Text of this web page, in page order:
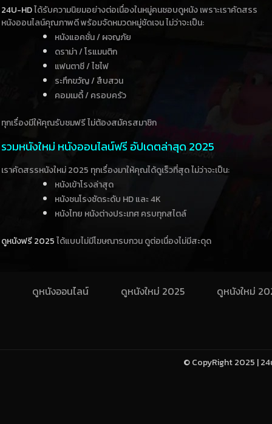
24U-HDได้รับความนิยมอย่างต่อเนื่องในหมู่คนชอบดูหนัง เพราะเราคัดสรร
หนังออนไลน์คุณภาพดี พร้อมจัดหมวดหมู่ชัดเจน ไม่ว่าจะเป็น:
หนังแอคชั่น / ผจญภัย
ดราม่า / โรแมนติก
แฟนตาซี / ไซไฟ
ระทึกขวัญ / สืบสวน
คอมเมดี้ / ครอบครัว
ทุกเรื่องมีให้คุณรับชมฟรี ไม่ต้องสมัครสมาชิก
รวมหนังใหม่ หนังออนไลน์ฟรี อัปเดตล่าสุด 2025
เราคัดสรรหนังใหม่ 2025 ทุกเรื่องมาให้คุณได้ดูเร็วที่สุด ไม่ว่าจะเป็น:
หนังเข้าโรงล่าสุด
หนังชนโรงชัดระดับ HD และ 4K
หนังไทย หนังต่างประเทศ ครบทุกสไตล์
ดูหนังฟรี 2025ได้แบบไม่มีโฆษณารบกวน ดูต่อเนื่องไม่มีสะดุด
ดูหนังออนไลน์ ดูหนังใหม่ 2025 ดูหนังใหม่
© CopyRight 2025 |